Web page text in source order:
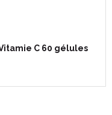
C 60 gélules